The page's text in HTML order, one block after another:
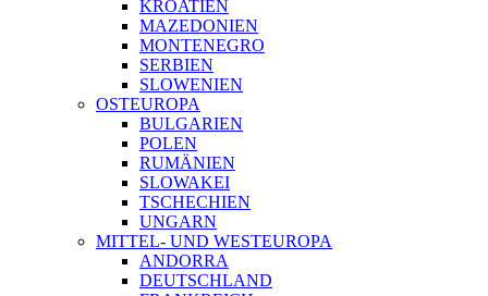
KROATIEN
MAZEDONIEN
MONTENEGRO
SERBIEN
SLOWENIEN
OSTEUROPA
BULGARIEN
POLEN
RUMÄNIEN
SLOWAKEI
TSCHECHIEN
UNGARN
MITTEL- UND WESTEUROPA
ANDORRA
DEUTSCHLAND